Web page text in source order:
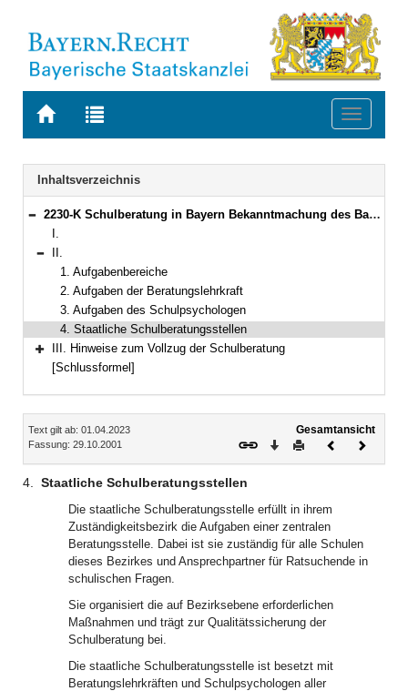
Zur
BAYERN.RECHT
Zur
letzten
Suche
Toggle
Navigation
Inhaltsverzeichnis
Bereich reduzieren
2230-K Schulberatung in Bayern Bekanntmachung des Bayerischen Staatsministeriums für Unterricht und Kultus vom 29. Oktober 2001, Az. VI/9-S4305-6/40 922 (KWMBl. I S. 454) (StAnz. Nr. 47)
I.
Bereich reduzieren
II.
1. Aufgabenbereiche
2. Aufgaben der Beratungslehrkraft
3. Aufgaben des Schulpsychologen
4. Staatliche Schulberatungsstellen
Bereich erweitern
III. Hinweise zum Vollzug der Schulberatung
[Schlussformel]
Inhalt
Text gilt ab: 01.04.2023
Fassung: 29.10.2001
Gesamtansicht
Download
DruckenVorheriges
4. Staatliche Schulberatungsstellen
Die staatliche Schulberatungsstelle erfüllt in ihrem
Zuständigkeitsbezirk die Aufgaben einer zentralen
Beratungsstelle. Dabei ist sie zuständig für alle Schulen
dieses Bezirkes und Ansprechpartner für Ratsuchende in
schulischen Fragen.
Sie organisiert die auf Bezirksebene erforderlichen
Maßnahmen und trägt zur Qualitätssicherung der
Schulberatung bei.
Die staatliche Schulberatungsstelle ist besetzt mit
Beratungslehrkräften und Schulpsychologen aller